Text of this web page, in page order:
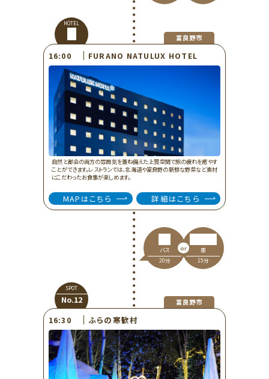
HOTEL
富良野市
16:00 FURANO NATULUX HOTEL
自然と都会の両方の雰囲気を兼ね備えた上質空間で旅の疲れを癒やす
ことができます。レストランでは、北海道や富良野の新鮮な野菜など素材
にこだわったお食事が楽しめます。
MAPはこちら 詳細はこちら
バス
20分
車
15分
SPOT
No.12 富良野市
16:30 ふらの寒歓村